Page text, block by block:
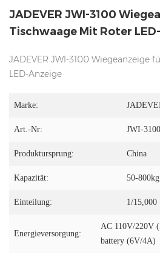
JADEVER JWI-3100
Tischwaage Mit Roter
JADEVER JWI-3100 Wiegeanzeige
LED-Anzeige
Marke:
Art.-Nr: JWI-3100
Produktursprung: China
Kapazität: 50-800kg
Einteilung: 1/15,000
Energieversorgung:
AC 110V/220V
battery (6V/4A)